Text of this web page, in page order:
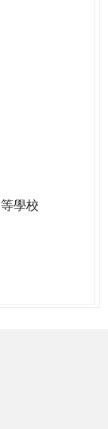
學校